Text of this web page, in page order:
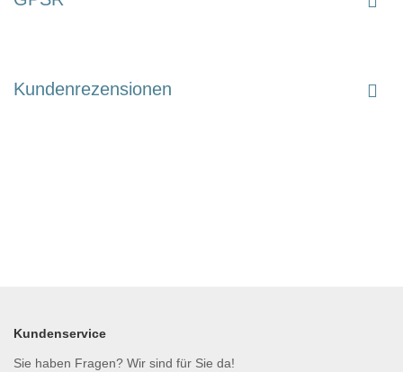
Kundenrezensionen
Kundenservice
Sie haben Fragen? Wir sind für Sie da!